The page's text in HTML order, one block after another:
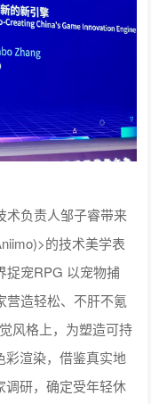
术负责人邹子睿带来
的技术美学表
捉宠RPG 以宠物捕
营造轻松、不肝不氪
风格上，为塑造可持
彩渲染，借鉴真实地
调研，确定受年轻休